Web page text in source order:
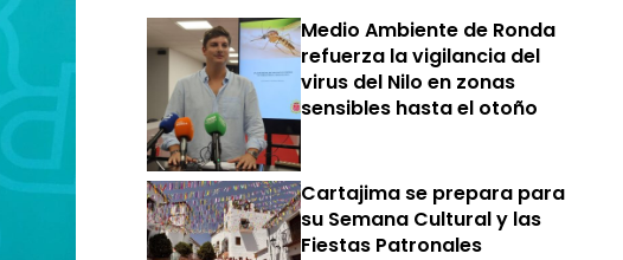
Medio Ambiente de Ronda
refuerza la vigilancia del
virus del Nilo en zonas
sensibles hasta el otoño
Cartajima se prepara para
su Semana Cultural y las
Fiestas Patronales